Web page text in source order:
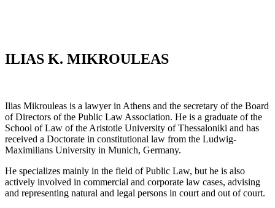
ILIAS K. MIKROULEAS
Ilias Mikrouleas is a lawyer in Athens and the secretary of the Board
of Directors of the Public Law Association. He is a graduate of the
School of Law of the Aristotle University of Thessaloniki and has
received a Doctorate in constitutional law from the Ludwig-
Maximilians University in Munich, Germany.
He specializes mainly in the field of Public Law, but he is also
actively involved in commercial and corporate law cases, advising
and representing natural and legal persons in court and out of court.